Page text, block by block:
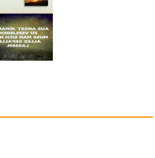
Ha...